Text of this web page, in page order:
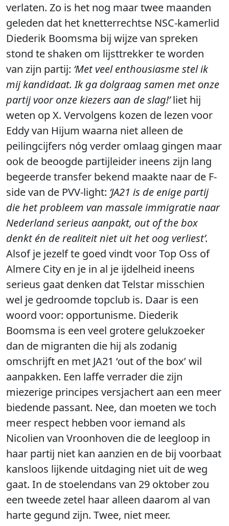
verlaten. Zo is het nog maar twee maanden
geleden dat het knetterrechtse NSC-kamerlid
Diederik Boomsma bij wijze van spreken
stond te shaken om lijsttrekker te worden
van zijn partij: ‘Met veel enthousiasme stel ik
mij kandidaat. Ik ga dolgraag samen met onze
partij voor onze kiezers aan de slag!’liet hij
weten op X. Vervolgens kozen de lezen voor
Eddy van Hijum waarna niet alleen de
peilingcijfers nóg verder omlaag gingen maar
ook de beoogde partijleider ineens zijn lang
begeerde transfer bekend maakte naar de F-
side van de PVV-light: ‘JA21 is de enige partij
die het probleem van massale immigratie naar
Nederland serieus aanpakt, out of the box
denkt én de realiteit niet uit het oog verliest’.
Alsof je jezelf te goed vindt voor Top Oss of
Almere City en je in al je ijdelheid ineens
serieus gaat denken dat Telstar misschien
wel je gedroomde topclub is. Daar is een
woord voor: opportunisme. Diederik
Boomsma is een veel grotere gelukzoeker
dan de migranten die hij als zodanig
omschrijft en met JA21 ‘out of the box’ wil
aanpakken. Een laffe verrader die zijn
miezerige principes versjachert aan een meer
biedende passant. Nee, dan moeten we toch
meer respect hebben voor iemand als
Nicolien van Vroonhoven die de leegloop in
haar partij niet kan aanzien en de bij voorbaat
kansloos lijkende uitdaging niet uit de weg
gaat. In de stoelendans van 29 oktober zou
een tweede zetel haar alleen daarom al van
harte gegund zijn. Twee, niet meer.